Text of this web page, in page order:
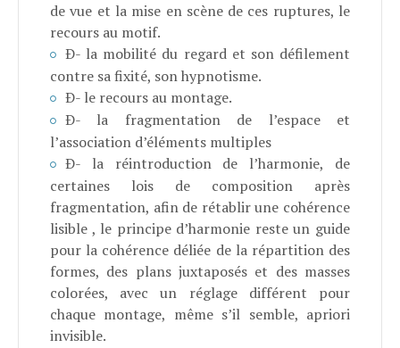
de vue et la mise en scène de ces ruptures, le
recours au motif.
Ð- la mobilité du regard et son défilement
contre sa fixité, son hypnotisme.
Ð- le recours au montage.
Ð- la fragmentation de l’espace et
l’association d’éléments multiples
Ð- la réintroduction de l’harmonie, de
certaines lois de composition après
fragmentation, afin de rétablir une cohérence
lisible , le principe d’harmonie reste un guide
pour la cohérence déliée de la répartition des
formes, des plans juxtaposés et des masses
colorées, avec un réglage différent pour
chaque montage, même s’il semble, apriori
invisible.